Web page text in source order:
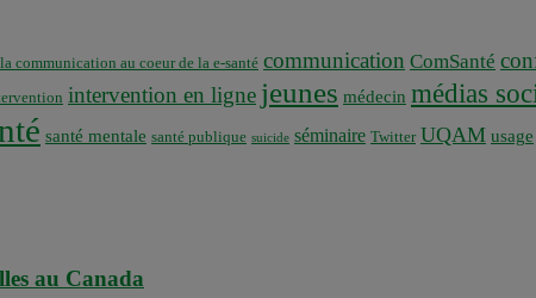
communication au coeur de la e-santé communication ComSanté
intervention en ligne jeunes médecin médias
santé mentale santé publique suicide séminaire Twitter UQAM usage
au Canada